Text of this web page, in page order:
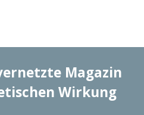
Magazin
Wirkung